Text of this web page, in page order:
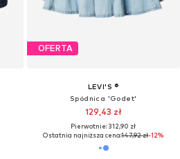
OFERTA
LEVI'S ®
Spódnica 'Godet'
129,43 zł
Pierwotnie: 312,90 zł
Ostatnia najniższa cena:147,92 zł-12%